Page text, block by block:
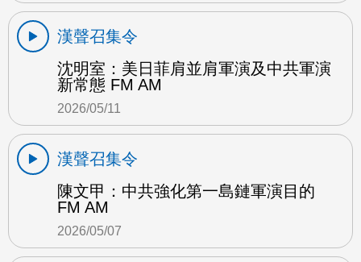
漢聲召集令
沈明室：美日菲肩並肩軍演及中共軍演
新常態 FM AM
2026/05/11
漢聲召集令
陳文甲：中共強化第一島鏈軍演目的
FM AM
2026/05/07